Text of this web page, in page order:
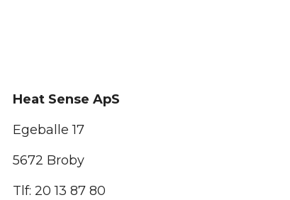
Heat Sense ApS
Egeballe 17
5672 Broby
Tlf: 20 13 87 80